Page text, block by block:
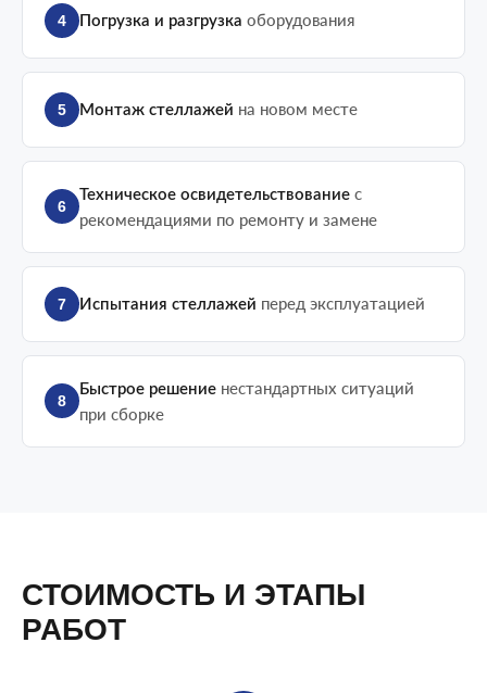
4 Погрузка и разгрузка оборудования
5 Монтаж стеллажей на новом месте
6
Техническое освидетельствование с
рекомендациями по ремонту и замене
7 Испытания стеллажей перед эксплуатацией
8
Быстрое решение нестандартных ситуаций
при сборке
СТОИМОСТЬ И ЭТАПЫ
РАБОТ